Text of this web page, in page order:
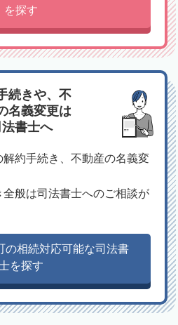
を探す
続きや、不
名義変更は
書士へ
約手続き、不動産の名義変
般は司法書士へのご相談が
の相続対応可能な司法書
を探す